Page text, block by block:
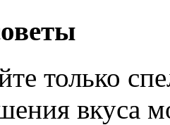
только
вкуса